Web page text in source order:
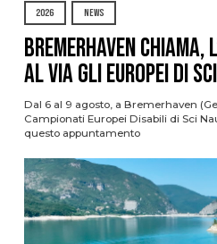
2026 NEWS
Bremerhaven
al via gli Europei di
Dal 6 al 9 agosto, a Bremerhaven
Campionati Europei Disabili di Sci
questo appuntamento